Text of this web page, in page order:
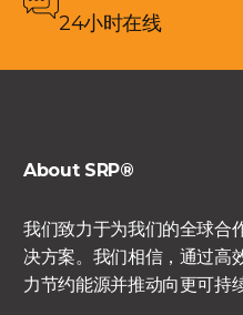
24小时在线
About SRP®
我们致力于为我们的全球合
决方案。我们相信，通过高
力节约能源并推动向更可持